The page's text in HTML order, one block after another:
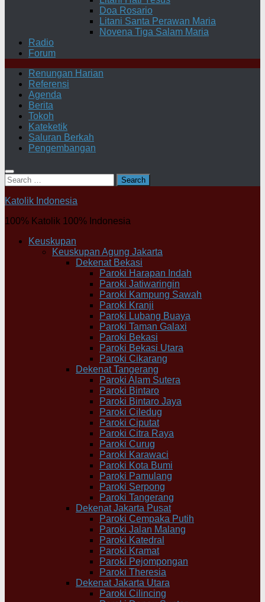
Doa Rosario
Litani Santa Perawan Maria
Novena Tiga Salam Maria
Radio
Forum
Renungan Harian
Referensi
Agenda
Berita
Tokoh
Kateketik
Saluran Berkah
Pengembangan
Search
for:
Katolik Indonesia
100% Katolik 100% Indonesia
Keuskupan
Keuskupan Agung Jakarta
Dekenat Bekasi
Paroki Harapan Indah
Paroki Jatiwaringin
Paroki Kampung Sawah
Paroki Kranji
Paroki Lubang Buaya
Paroki Taman Galaxi
Paroki Bekasi
Paroki Bekasi Utara
Paroki Cikarang
Dekenat Tangerang
Paroki Alam Sutera
Paroki Bintaro
Paroki Bintaro Jaya
Paroki Ciledug
Paroki Ciputat
Paroki Citra Raya
Paroki Curug
Paroki Karawaci
Paroki Kota Bumi
Paroki Pamulang
Paroki Serpong
Paroki Tangerang
Dekenat Jakarta Pusat
Paroki Cempaka Putih
Paroki Jalan Malang
Paroki Katedral
Paroki Kramat
Paroki Pejompongan
Paroki Theresia
Dekenat Jakarta Utara
Paroki Cilincing